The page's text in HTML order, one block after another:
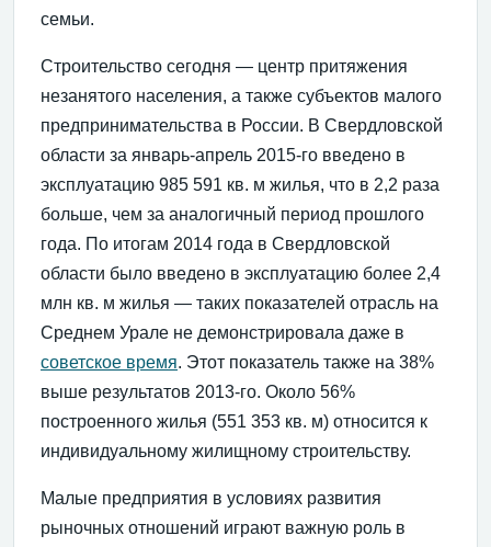
семьи.
Строительство сегодня — центр притяжения
незанятого населения, а также субъектов малого
предпринимательства в России. В Свердловской
области за январь-апрель 2015-го введено в
эксплуатацию 985 591 кв. м жилья, что в 2,2 раза
больше, чем за аналогичный период прошлого
года. По итогам 2014 года в Свердловской
области было введено в эксплуатацию более 2,4
млн кв. м жилья — таких показателей отрасль на
Среднем Урале не демонстрировала даже в
советское время. Этот показатель также на 38%
выше результатов 2013-го. Около 56%
построенного жилья (551 353 кв. м) относится к
индивидуальному жилищному строительству.
Малые предприятия в условиях развития
рыночных отношений играют важную роль в